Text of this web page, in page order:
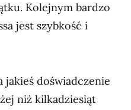
Kolejnym bardzo
jest szybkość i
jakieś doświadczenie
niż kilkadziesiąt